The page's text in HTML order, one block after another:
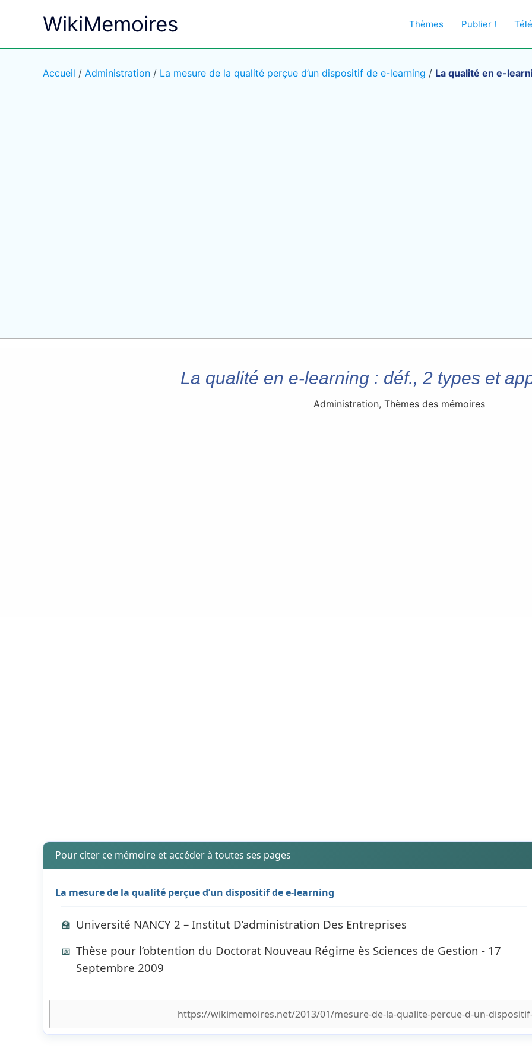
WikiMemoires Thèmes Publier !
Accueil / Administration / La mesure de la qualité perçue d’un dispositif de e-learning / La qualité en e-
La qualité en e-learning : déf., 2 types et
Administration, Thèmes des mémoires
Pour citer ce mémoire et accéder à toutes ses pages
La mesure de la qualité perçue d’un dispositif de e-learning
🏫 Université NANCY 2 – Institut D’administration Des Entreprises
📅 Thèse pour l’obtention du Doctorat Nouveau Régime ès Sciences de Gestion - 17
Septembre 2009